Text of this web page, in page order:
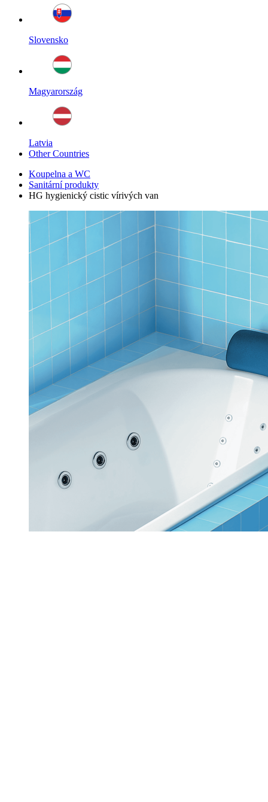
Slovensko
Magyarország
Latvia
Other Countries
Koupelna a WC
Sanitární produkty
HG hygienický cistic vírivých van